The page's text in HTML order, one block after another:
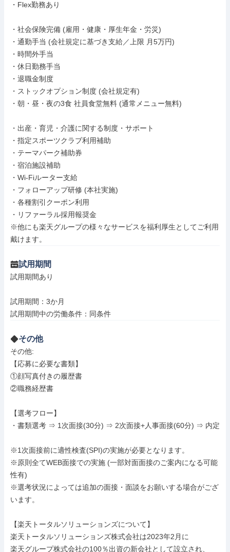
・Flex勤務あり
・社会保険完備 (雇用・健康・厚生年金・労災)
・通勤手当 (会社規定に基づき支給／上限 月5万円)
・時間外手当
・休日勤務手当
・退職金制度
・ストックオプション制度 (会社規定有)
・朝・昼・夜の3食 社員食堂無料 (通常メニュー無料)
・出産・育児・介護に関する制度・サポート
・指定スポーツクラブ利用補助
・テーマパーク補助券
・宿泊施設補助
・Wi-Fiルーター支給
・フォローアップ研修 (本社実施)
・各種割引クーポン利用
・リファーラル採用報奨金
※他にも楽天グループの様々なサービスを福利厚生としてご利用
戴けます。
試用期間
試用期間あり
試用期間：3か月
試用期間中の労働条件：同条件
その他
その他:
【応募に必要な書類】
①顔写真付きの履歴書
②職務経歴書
【選考フロー】
・書類選考 ⇒ 1次面接(30分) ⇒ 2次面接+人事面接(60分) ⇒ 内定
※1次面接前に適性検査(SPI)の実施が必要となります。
※原則全てWEB面接での実施 (一部対面面接のご案内になる可能
性有)
※選考状況によっては追加の面接・面談をお願いする場合がござ
います。
【楽天トータルソリューションズについて】
楽天トータルソリューションズ株式会社は2023年2月に
楽天グループ株式会社の100％出資の新会社として設立され、